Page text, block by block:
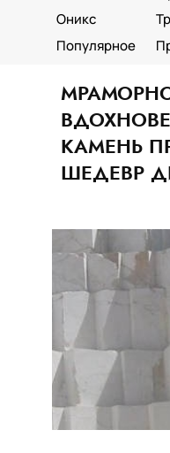
Оникс
Популярное
КАМЕНЬ
ШЕДЕВР